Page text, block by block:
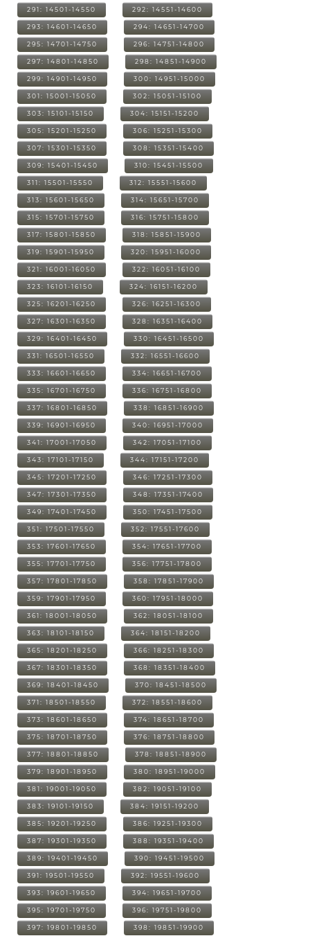
291: 14501-14550 292: 14551-14600
293: 14601-14650 294: 14651-14700
295: 14701-14750 296: 14751-14800
297: 14801-14850 298: 14851-14900
299: 14901-14950 300: 14951-15000
301: 15001-15050 302: 15051-15100
303: 15101-15150 304: 15151-15200
305: 15201-15250 306: 15251-15300
307: 15301-15350 308: 15351-15400
309: 15401-15450 310: 15451-15500
311: 15501-15550 312: 15551-15600
313: 15601-15650 314: 15651-15700
315: 15701-15750 316: 15751-15800
317: 15801-15850 318: 15851-15900
319: 15901-15950 320: 15951-16000
321: 16001-16050 322: 16051-16100
323: 16101-16150 324: 16151-16200
325: 16201-16250 326: 16251-16300
327: 16301-16350 328: 16351-16400
329: 16401-16450 330: 16451-16500
331: 16501-16550 332: 16551-16600
333: 16601-16650 334: 16651-16700
335: 16701-16750 336: 16751-16800
337: 16801-16850 338: 16851-16900
339: 16901-16950 340: 16951-17000
341: 17001-17050 342: 17051-17100
343: 17101-17150 344: 17151-17200
345: 17201-17250 346: 17251-17300
347: 17301-17350 348: 17351-17400
349: 17401-17450 350: 17451-17500
351: 17501-17550 352: 17551-17600
353: 17601-17650 354: 17651-17700
355: 17701-17750 356: 17751-17800
357: 17801-17850 358: 17851-17900
359: 17901-17950 360: 17951-18000
361: 18001-18050 362: 18051-18100
363: 18101-18150 364: 18151-18200
365: 18201-18250 366: 18251-18300
367: 18301-18350 368: 18351-18400
369: 18401-18450 370: 18451-18500
371: 18501-18550 372: 18551-18600
373: 18601-18650 374: 18651-18700
375: 18701-18750 376: 18751-18800
377: 18801-18850 378: 18851-18900
379: 18901-18950 380: 18951-19000
381: 19001-19050 382: 19051-19100
383: 19101-19150 384: 19151-19200
385: 19201-19250 386: 19251-19300
387: 19301-19350 388: 19351-19400
389: 19401-19450 390: 19451-19500
391: 19501-19550 392: 19551-19600
393: 19601-19650 394: 19651-19700
395: 19701-19750 396: 19751-19800
397: 19801-19850 398: 19851-19900